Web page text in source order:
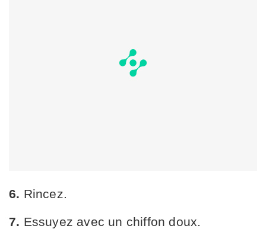
6. Rincez.
7. Essuyez avec un chiffon doux.